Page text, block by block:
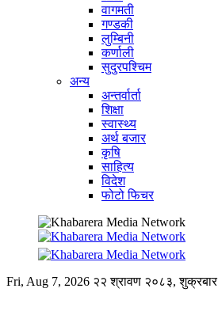
वागमती
गण्डकी
लुम्बिनी
कर्णाली
सुदुरपश्चिम
अन्य
अन्तर्वार्ता
शिक्षा
स्वास्थ्य
अर्थ बजार
कृषि
साहित्य
विदेश
फोटो फिचर
Fri, Aug 7, 2026 २२ श्रावण २०८३, शुक्रबार